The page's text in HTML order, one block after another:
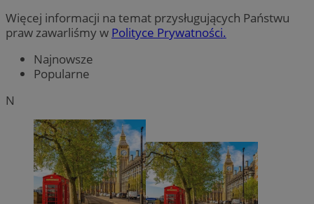
Więcej informacji na temat przysługujących Państwu
praw zawarliśmy w Polityce Prywatności.
Najnowsze
Popularne
N